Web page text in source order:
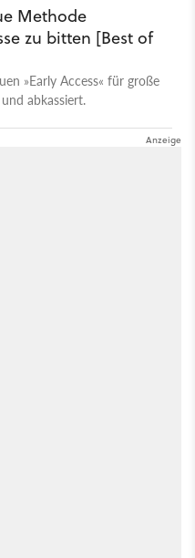
Methode
zu bitten [Best of
»Early Access« für große
abkassiert.